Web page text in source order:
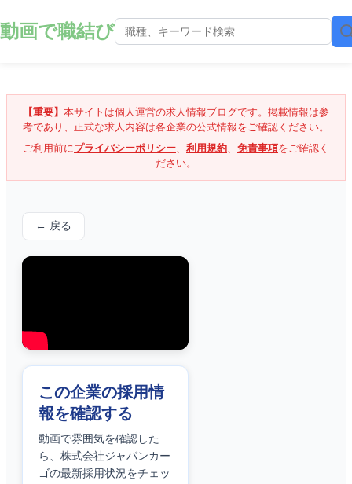
動画で職結び
【重要】 本サイトは個人運営の求人情報ブログです。掲載情報は参
考であり、正式な求人内容は各企業の公式情報をご確認ください。
ご利用前にプライバシーポリシー、 利用規約、 免責事項をご確認く
ださい。
← 戻る
この企業の採用情
報を確認する
動画で雰囲気を確認した
ら、 株式会社ジャパンカー
ゴの最新採用状況をチェッ